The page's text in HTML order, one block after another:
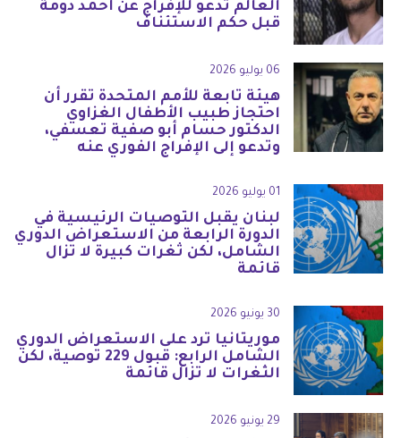
العالم تدعو للإفراج عن أحمد دومة
قبل حكم الاستئناف
06 يوليو 2026
هيئة تابعة للأمم المتحدة تقرر أن
احتجاز طبيب الأطفال الغزاوي
الدكتور حسام أبو صفية تعسفي،
وتدعو إلى الإفراج الفوري عنه
01 يوليو 2026
لبنان يقبل التوصيات الرئيسية في
الدورة الرابعة من الاستعراض الدوري
الشامل، لكن ثغرات كبيرة لا تزال
قائمة
30 يونيو 2026
موريتانيا ترد على الاستعراض الدوري
الشامل الرابع: قبول 229 توصية، لكن
الثغرات لا تزال قائمة
29 يونيو 2026